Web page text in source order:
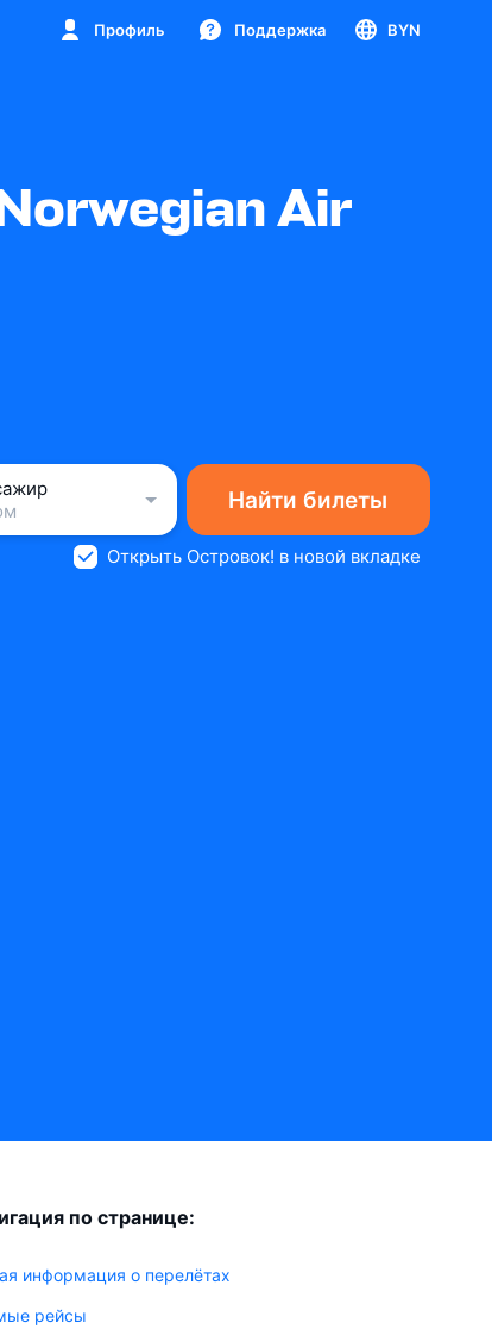
Профиль Поддержка BYN
Air
Найти билеты
Открыть Островок! в новой вкладке
по странице:
информация о перелётах
рейсы